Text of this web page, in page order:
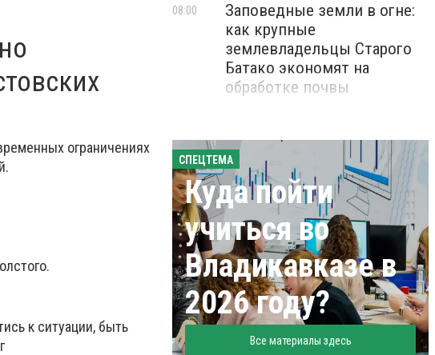
ограничениях
к ситуации, быть
Заповедные земли в огне:
как крупные
землевладельцы Старого
Батако экономят на
обработке почвы
08:00
СПЕЦТЕМА
Куда пойти
учиться во
Владикавказе в
2026 году?
Все материалы здесь